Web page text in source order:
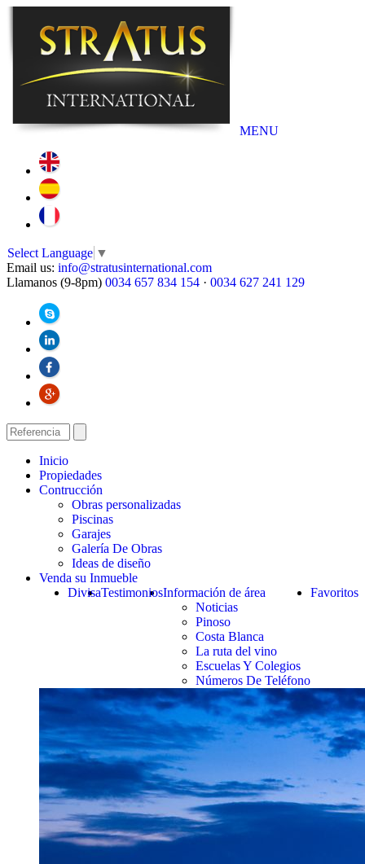
MENU
Select Language ▼
Email us: info@stratusinternational.com
Llamanos (9-8pm) 0034 657 834 154 · 0034 627 241 129
Inicio
Propiedades
Contrucción
Obras personalizadas
Piscinas
Garajes
Galería De Obras
Ideas de diseño
Venda su Inmueble
Favoritos
Información de área
Noticias
Pinoso
Costa Blanca
La ruta del vino
Escuelas Y Colegios
Números De Teléfono
Testimonios
Divisa